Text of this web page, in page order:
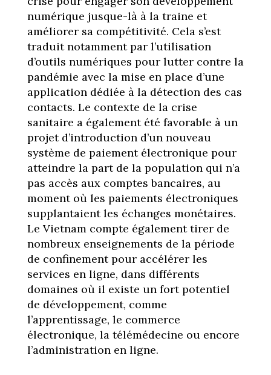
numérique jusque-là à la traine et
améliorer sa compétitivité. Cela s’est
traduit notamment par l’utilisation
d’outils numériques pour lutter contre la
pandémie avec la mise en place d’une
application dédiée à la détection des cas
contacts. Le contexte de la crise
sanitaire a également été favorable à un
projet d’introduction d’un nouveau
système de paiement électronique pour
atteindre la part de la population qui n’a
pas accès aux comptes bancaires, au
moment où les paiements électroniques
supplantaient les échanges monétaires.
Le Vietnam compte également tirer de
nombreux enseignements de la période
de confinement pour accélérer les
services en ligne, dans différents
domaines où il existe un fort potentiel
de développement, comme
l’apprentissage, le commerce
électronique, la télémédecine ou encore
l’administration en ligne.